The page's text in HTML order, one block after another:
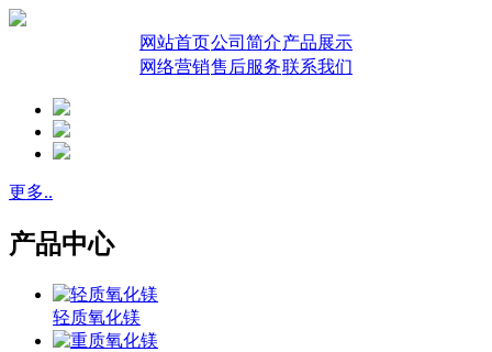
网站首页公司简介产品展示
网络营销售后服务联系我们
更多..
产品中心
轻质氧化镁